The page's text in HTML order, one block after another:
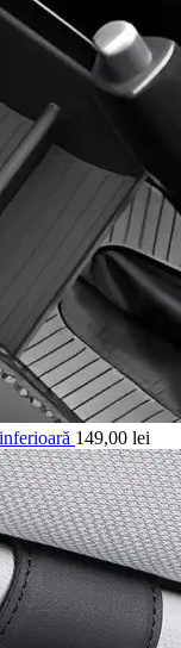
149,00 lei